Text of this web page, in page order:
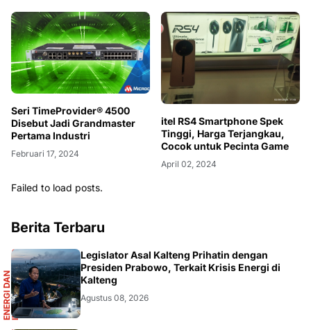
Seri TimeProvider® 4500
Disebut Jadi Grandmaster
Pertama Industri
Februari 17, 2024
itel RS4 Smartphone Spek
Tinggi, Harga Terjangkau,
Cocok untuk Pecinta Game
April 02, 2024
Failed to load posts.
Berita Terbaru
E
N
E
R
G
I
D
A
N
I
N
F
R
A
S
T
R
U
K
T
UR
Legislator Asal Kalteng Prihatin dengan
Presiden Prabowo, Terkait Krisis Energi di
Kalteng
Agustus 08, 2026